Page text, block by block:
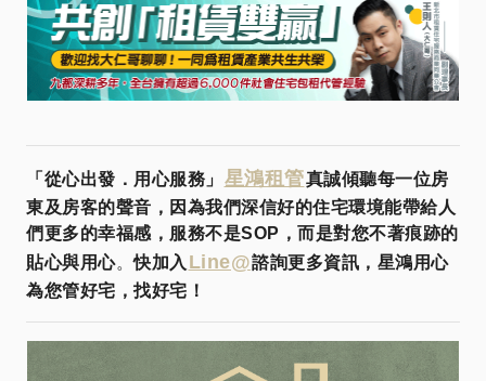
「從心出發．用心服務」 星鴻租管真誠傾聽每一位房
東及房客的聲音，因為我們深信好的住宅環境能帶給人
們更多的幸福感，服務不是SOP，而是對您不著痕跡的
貼心與用心。快加入 Line@諮詢更多資訊，星鴻用心
為您管好宅，找好宅！